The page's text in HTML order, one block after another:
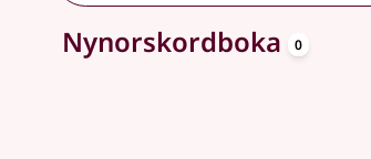
Ingen treff
Nynorskordboka 0